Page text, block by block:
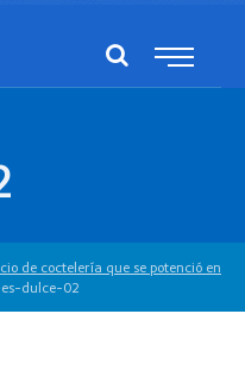
de coctelería que se potenció en
dulce-02